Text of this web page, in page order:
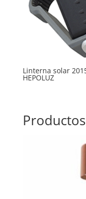
Linterna solar
HEPOLUZ